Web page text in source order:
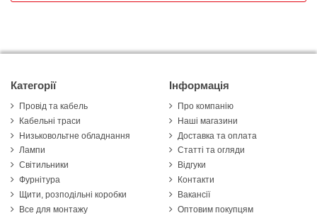
Категорії
Провід та кабель
Кабельні траси
Низьковольтне обладнання
Лампи
Світильники
Фурнітура
Щити, розподільні коробки
Все для монтажу
Інформація
Про компанію
Наші магазини
Доставка та оплата
Статті та огляди
Відгуки
Контакти
Вакансії
Оптовим покупцям